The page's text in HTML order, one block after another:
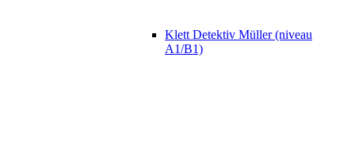
Klett Detektiv Müller (niveau
A1/B1)